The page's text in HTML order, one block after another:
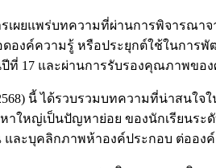
เผยแพร่บทความที่ผ่านการพิจารณา
องค์ความรู้ หรือประยุกต์ใช้ในการ
นปีที่ 17 และผ่านการรับรองคุณภาพข
นี้ ได้รวบรวมบทความที่น่าสนใ
หาใหญ่เป็นปัญหาย่อย ของนักเรียน
ละบุคลิกภาพห้าองค์ประกอบ ต่ออง